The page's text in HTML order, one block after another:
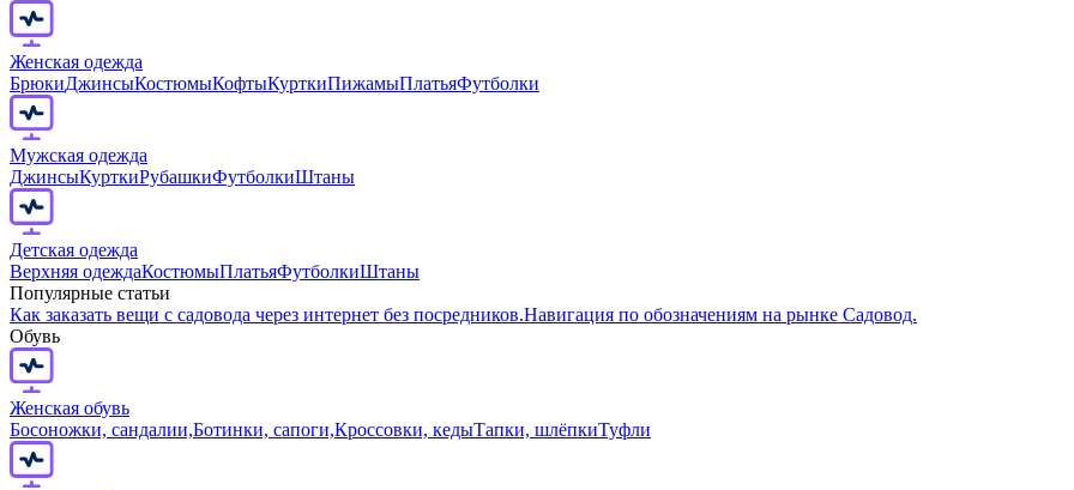
Женская одежда
БрюкиДжинсыКостюмыКофтыКурткиПижамыПлатьяФутболки
Мужская одежда
ДжинсыКурткиРубашкиФутболкиШтаны
Детская одежда
Верхняя одеждаКостюмыПлатьяФутболкиШтаны
Популярные статьи
Как заказать вещи с садовода через интернет без посредников.Навигация по обозначениям на рынке Садовод.
Обувь
Женская обувь
Босоножки, сандалии,Ботинки, сапоги,Кроссовки, кедыТапки, шлёпкиТуфли